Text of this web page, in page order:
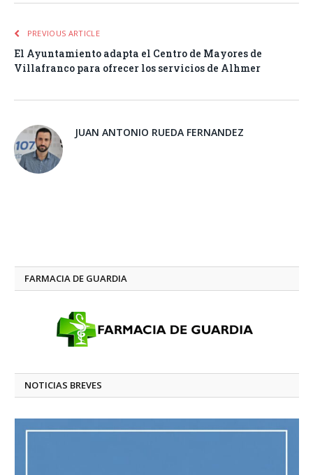
PREVIOUS ARTICLE
El Ayuntamiento adapta el Centro de Mayores de
Villafranco para ofrecer los servicios de Alhmer
JUAN ANTONIO RUEDA FERNANDEZ
FARMACIA DE GUARDIA
NOTICIAS BREVES